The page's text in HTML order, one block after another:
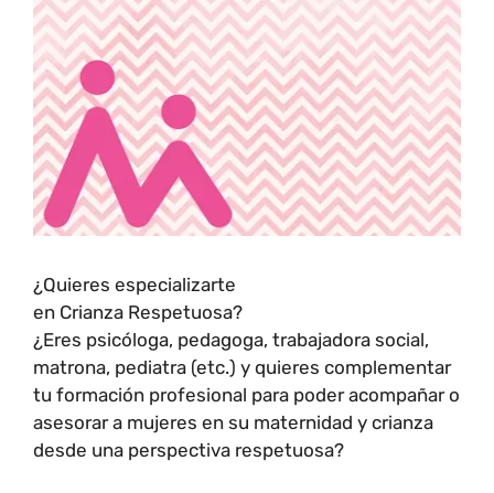
¿Quieres especializarte
en Crianza Respetuosa?
¿Eres psicóloga, pedagoga, trabajadora social,
matrona, pediatra (etc.) y quieres complementar
tu formación profesional para poder acompañar o
asesorar a mujeres en su maternidad y crianza
desde una perspectiva respetuosa?